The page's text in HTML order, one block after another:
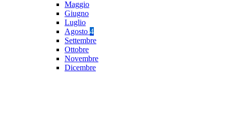
Maggio
Giugno
Luglio
Agosto 4
Settembre
Ottobre
Novembre
Dicembre